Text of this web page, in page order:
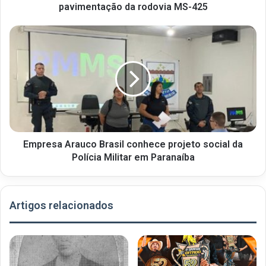
pavimentação da rodovia MS-425
Empresa Arauco Brasil conhece projeto social da
Polícia Militar em Paranaíba
Artigos relacionados